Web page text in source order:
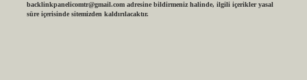
backlinkpanelicomtr@gmail.comadresine bildirmeniz halinde, ilgili içerikler yasal
süre içerisinde sitemizden kaldırılacaktır.